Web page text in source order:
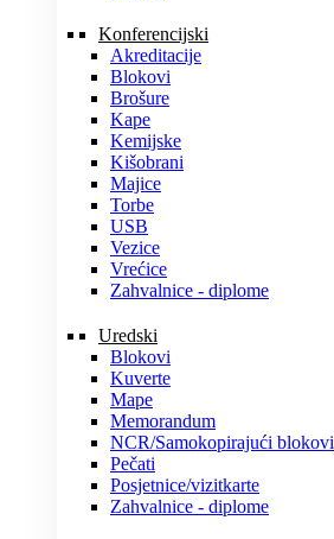
Konferencijski
Akreditacije
Blokovi
Brošure
Kape
Kemijske
Kišobrani
Majice
Torbe
USB
Vezice
Vrećice
Zahvalnice - diplome
Uredski
Blokovi
Kuverte
Mape
Memorandum
NCR/Samokopirajući blokovi
Pečati
Posjetnice/vizitkarte
Zahvalnice - diplome